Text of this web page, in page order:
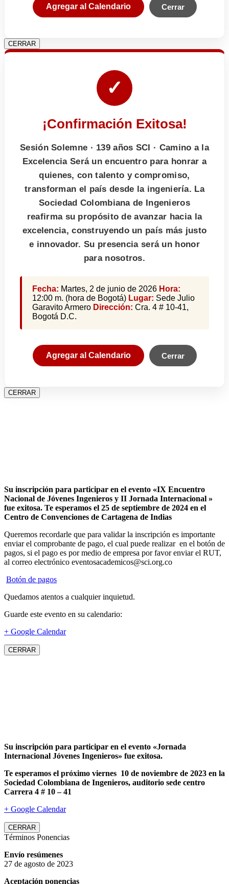
Agregar al Calendario Cerrar
CERRAR
✓
¡Confirmación Exitosa!
Sesión Solemne · 139 años SCI · Camino a la
Excelencia Será un encuentro para honrar a
quienes, con talento y compromiso,
transforman el país desde la ingeniería. La
Sociedad Colombiana de Ingenieros
reafirma su propósito de avanzar hacia la
excelencia, construyendo un país más justo
e innovador. Su presencia será un honor
para nosotros.
Fecha: Martes, 2 de junio de 2026 Hora:
12:00 m. (hora de Bogotá) Lugar: Sede Julio
Garavito Armero Dirección: Cra. 4 # 10-41,
Bogotá D.C.
Agregar al Calendario Cerrar
CERRAR
Su inscripción para participar en el evento «IX Encuentro
Nacional de Jóvenes Ingenieros y II Jornada Internacional »
fue exitosa. Te esperamos el 25 de septiembre de 2024 en el
Centro de Convenciones de Cartagena de Indias
Queremos recordarle que para validar la inscripción es importante
enviar el comprobante de pago, el cual puede realizar en el botón de
pagos, si el pago es por medio de empresa por favor enviar el RUT,
al correo electrónico eventosacademicos@sci.org.co
Botón de pagos
Quedamos atentos a cualquier inquietud.
Guarde este evento en su calendario:
+ Google Calendar
CERRAR
Su inscripción para participar en el evento «Jornada
Internacional Jóvenes Ingenieros» fue exitosa.
Te esperamos el próximo viernes 10 de noviembre de 2023 en la
Sociedad Colombiana de Ingenieros, auditorio sede centro
Carrera 4 # 10 – 41
+ Google Calendar
CERRAR
Términos Ponencias
Envío resúmenes
27 de agosto de 2023
Aceptación ponencias